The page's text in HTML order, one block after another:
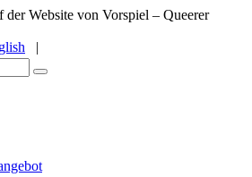
Website von Vorspiel – Queerer
|